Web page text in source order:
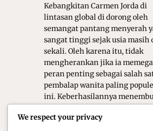
Kebangkitan Carmen Jorda di
lintasan global di dorong oleh
semangat pantang menyerah
sangat tinggi sejak usia masih
sekali. Oleh karena itu, tidak
mengherankan jika ia
peran penting sebagai salah
pembalap wanita paling
ini. Keberhasilannya
menunjukkan bahwa kerja
We respect your privacy